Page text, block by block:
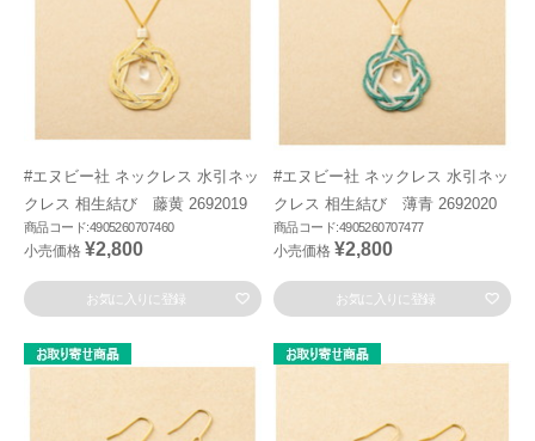
#エヌビー社 ネックレス 水引ネッ
クレス 相生結び 藤黄 2692019
商品コード:4905260707460
小売価格 ¥2,800
お気に入りに登録
#エヌビー社 ネックレス 水引ネッ
クレス 相生結び 薄青 2692020
商品コード:4905260707477
小売価格 ¥2,800
お気に入りに登録